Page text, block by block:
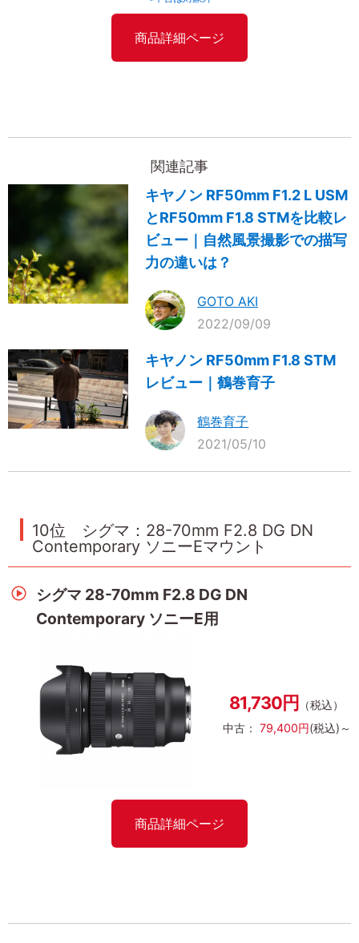
商品詳細ページ
関連記事
キヤノン RF50mm F1.2 L USM
とRF50mm F1.8 STMを比較レ
ビュー｜自然風景撮影での描写
力の違いは？
GOTO AKI
2022/09/09
キヤノン RF50mm F1.8 STM
レビュー｜鶴巻育子
鶴巻育子
2021/05/10
10位 シグマ：28-70mm F2.8 DG DN
Contemporary ソニーEマウント
シグマ 28-70mm F2.8 DG DN
Contemporary ソニーE用
81,730円 （税込）
中古： 79,400円(税込)～
商品詳細ページ